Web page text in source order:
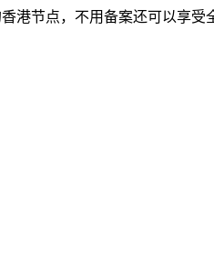
港节点，不用备案还可以享